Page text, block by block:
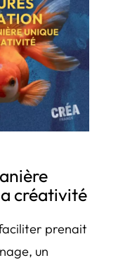
créativité
prenait
un